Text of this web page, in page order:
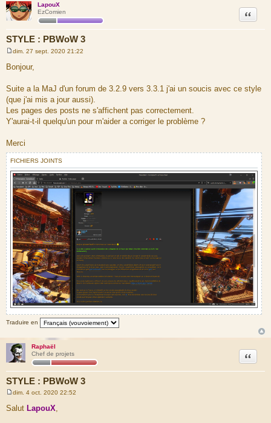
LapouX
EzComien
STYLE : PBWoW 3
Citation
s
a
g
e
dim. 27 sept. 2020 21:22
Bonjour,
Suite a la MaJ d'un forum de 3.2.9 vers 3.3.1 j'ai un soucis avec ce style
(que j'ai mis a jour aussi).
Les pages des posts ne s'affichent pas correctement.
Y'aurai-t-il quelqu'un pour m'aider a corriger le problème ?
Merci
FICHIERS JOINTS
Traduire en
Raphaël
Chef de projets
STYLE : PBWoW 3
Citation
e
s
dim. 4 oct. 2020 22:52
Salut LapouX,